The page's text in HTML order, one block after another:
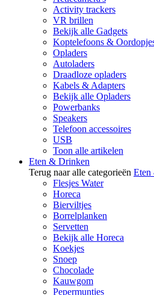
Activity trackers
VR brillen
Bekijk alle Gadgets
Koptelefoons &
Opladers
Autoladers
Draadloze opladers
Kabels & Adapters
Bekijk alle Opladers
Powerbanks
Speakers
Telefoon accessoires
USB
Toon alle artikelen
Eten & Drinken
Terug naar alle categorieën Eten
Flesjes Water
Horeca
Bierviltjes
Borrelplanken
Servetten
Bekijk alle Horeca
Koekjes
Snoep
Chocolade
Kauwgom
Pepermuntjes